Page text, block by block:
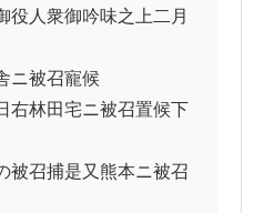
衆御吟味之上二月
被召寵候
右林田宅ニ被召置候下
捕是又熊本ニ被召